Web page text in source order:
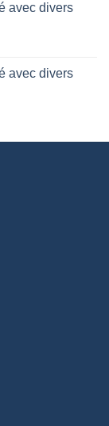
avec divers
avec divers